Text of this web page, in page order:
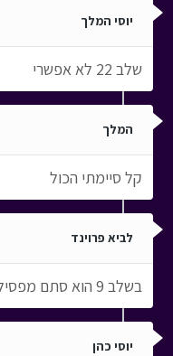
יוסי המלך
שלב 22 לא אפשרי
המלך
קל סיימתי הכול
לביא פרוינד
בשלב 9 הוא סתם מפסיל
יוסי כהן